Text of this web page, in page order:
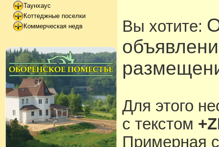
Таунхаус
Коттеджные поселки
Коммерческая недв
Вы хотите:
Для этого
с текстом
Примерная